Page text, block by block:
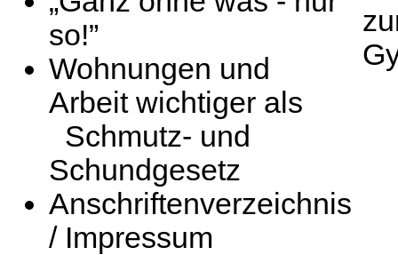
so!”
Wohnungen und
Arbeit wichtiger als
Schmutz- und
Schundgesetz
Anschriftenverzeichnis
/ Impressum